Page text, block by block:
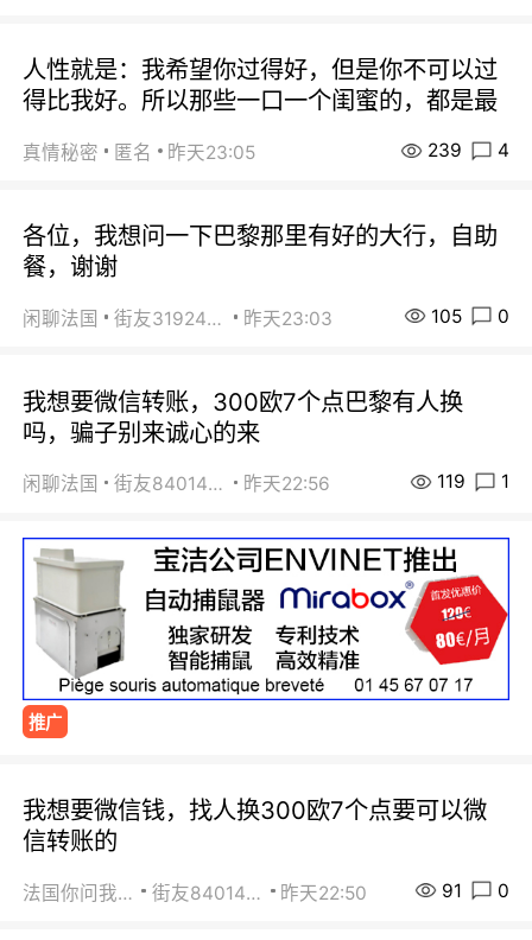
人性就是：我希望你过得好，但是你不可以过
得比我好。所以那些一口一个闺蜜的，都是最
真情秘密 匿名 昨天23:05 239 4
各位，我想问一下巴黎那里有好的大行，自助
餐，谢谢
闲聊法国 街友31924072 昨天23:03 105 0
我想要微信转账，300欧7个点巴黎有人换
吗，骗子别来诚心的来
闲聊法国 街友84014588 昨天22:56 119 1
推广
我想要微信钱，找人换300欧7个点要可以微
信转账的
法国你问我答 街友84014588 昨天22:50 91 0